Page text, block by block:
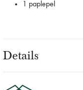
1 paplepel
Details